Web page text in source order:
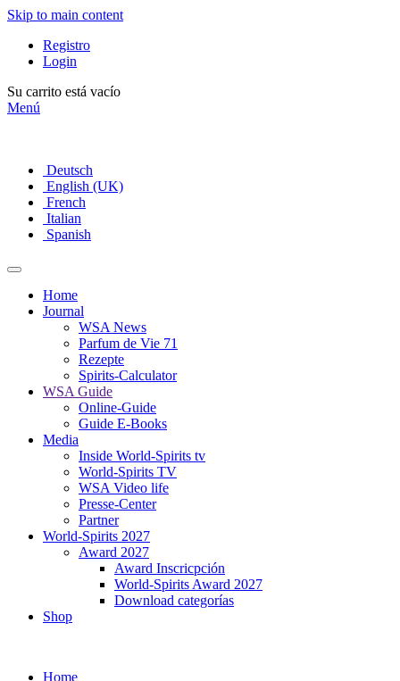
Skip to main content
Registro
Login
Su carrito está vacío
Menú
Deutsch
English (UK)
French
Italian
Spanish
Home
Journal
WSA News
Parfum de Vie 71
Rezepte
Spirits-Calculator
WSA Guide
Online-Guide
Guide E-Books
Media
Inside World-Spirits tv
World-Spirits TV
WSA Video life
Presse-Center
Partner
World-Spirits 2027
Award 2027
Award Inscricpción
World-Spirits Award 2027
Download categorías
Shop
Home